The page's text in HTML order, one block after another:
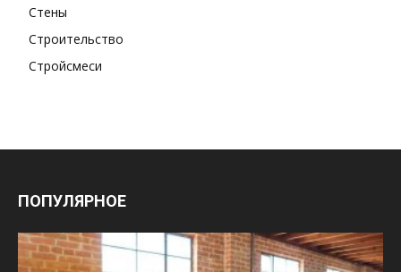
Стены
Строительство
Стройсмеси
ПОПУЛЯРНОЕ